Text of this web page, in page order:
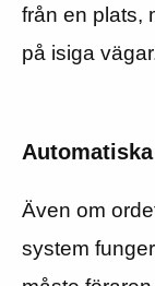
från en plats,
på isiga
Även om
system